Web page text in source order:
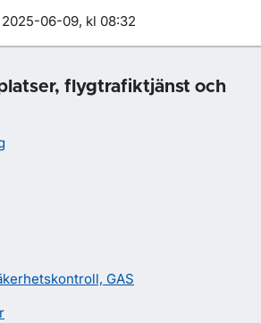
06-09, kl 08:32
flygtrafiktjänst och
GAS